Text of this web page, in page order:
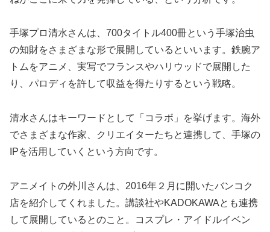
手塚プロ清水さんは、700タイトル400冊という手塚治虫
の知財をさまざまな形で展開しているといいます。鉄腕ア
トムをアニメ、実写でフランスやハリウッドで展開した
り、パロディを許して収益を得たりするという戦略。
清水さんはキーワードとして「コラボ」を挙げます。海外
でさまざまな作家、クリエイターたちと連携して、手塚の
IPを活用していくという方向です。
アニメイトの外川さんは、2016年２月に開いたバンコク
店を紹介してくれました。講談社やKADOKAWAとも連携
して展開しているとのこと。コスプレ・アイドルイベン